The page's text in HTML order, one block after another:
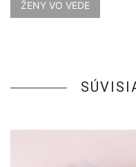
ŽENY VO VEDE